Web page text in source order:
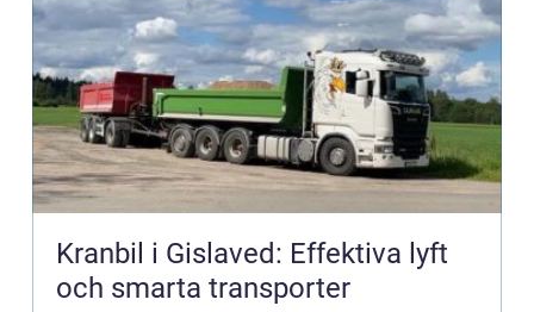
Kranbil i Gislaved: Effektiva lyft
och smarta transporter